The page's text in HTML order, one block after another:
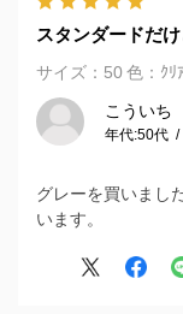
困るのは 自宅で 簡
つい衝動買いをし
スタンダードだけ
サイズ：50色：ｸﾘ
こういち
年代:50代
グレーを買いまし
います。